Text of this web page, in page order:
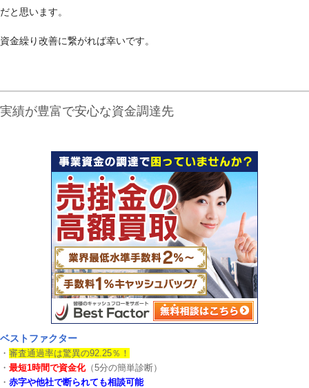
だと思います。
資金繰り改善に繋がれば幸いです。
実績が豊富で安心な資金調達先
ベストファクター
・ 審査通過率は驚異の92.25％！
・ 最短1時間で資金化（5分の簡単診断）
・ 赤字や他社で断られても相談可能